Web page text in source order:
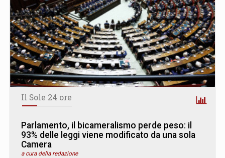
Il Sole 24 ore
Parlamento, il bicameralismo perde peso: il
93% delle leggi viene modificato da una sola
Camera
a cura della redazione